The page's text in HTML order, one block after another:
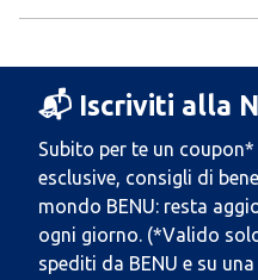
📬 Iscriviti alla
Subito per te un
esclusive, consigli di
mondo BENU: resta
ogni giorno. (*Valido
spediti da BENU e su